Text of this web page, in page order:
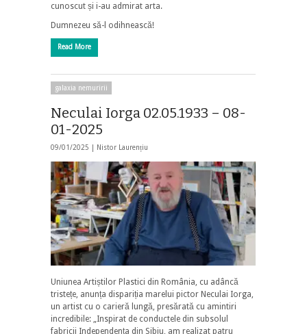
cunoscut și i-au admirat arta.
Dumnezeu să-l odihnească!
Read More
galaxia nemuririi
Neculai Iorga 02.05.1933 – 08-
01-2025
09/01/2025 | Nistor Laurențiu
Uniunea Artiștilor Plastici din România, cu adâncă
tristețe, anunța dispariția marelui pictor Neculai Iorga,
un artist cu o carieră lungă, presărată cu amintiri
incredibile: „Inspirat de conductele din subsolul
fabricii Independența din Sibiu, am realizat patru